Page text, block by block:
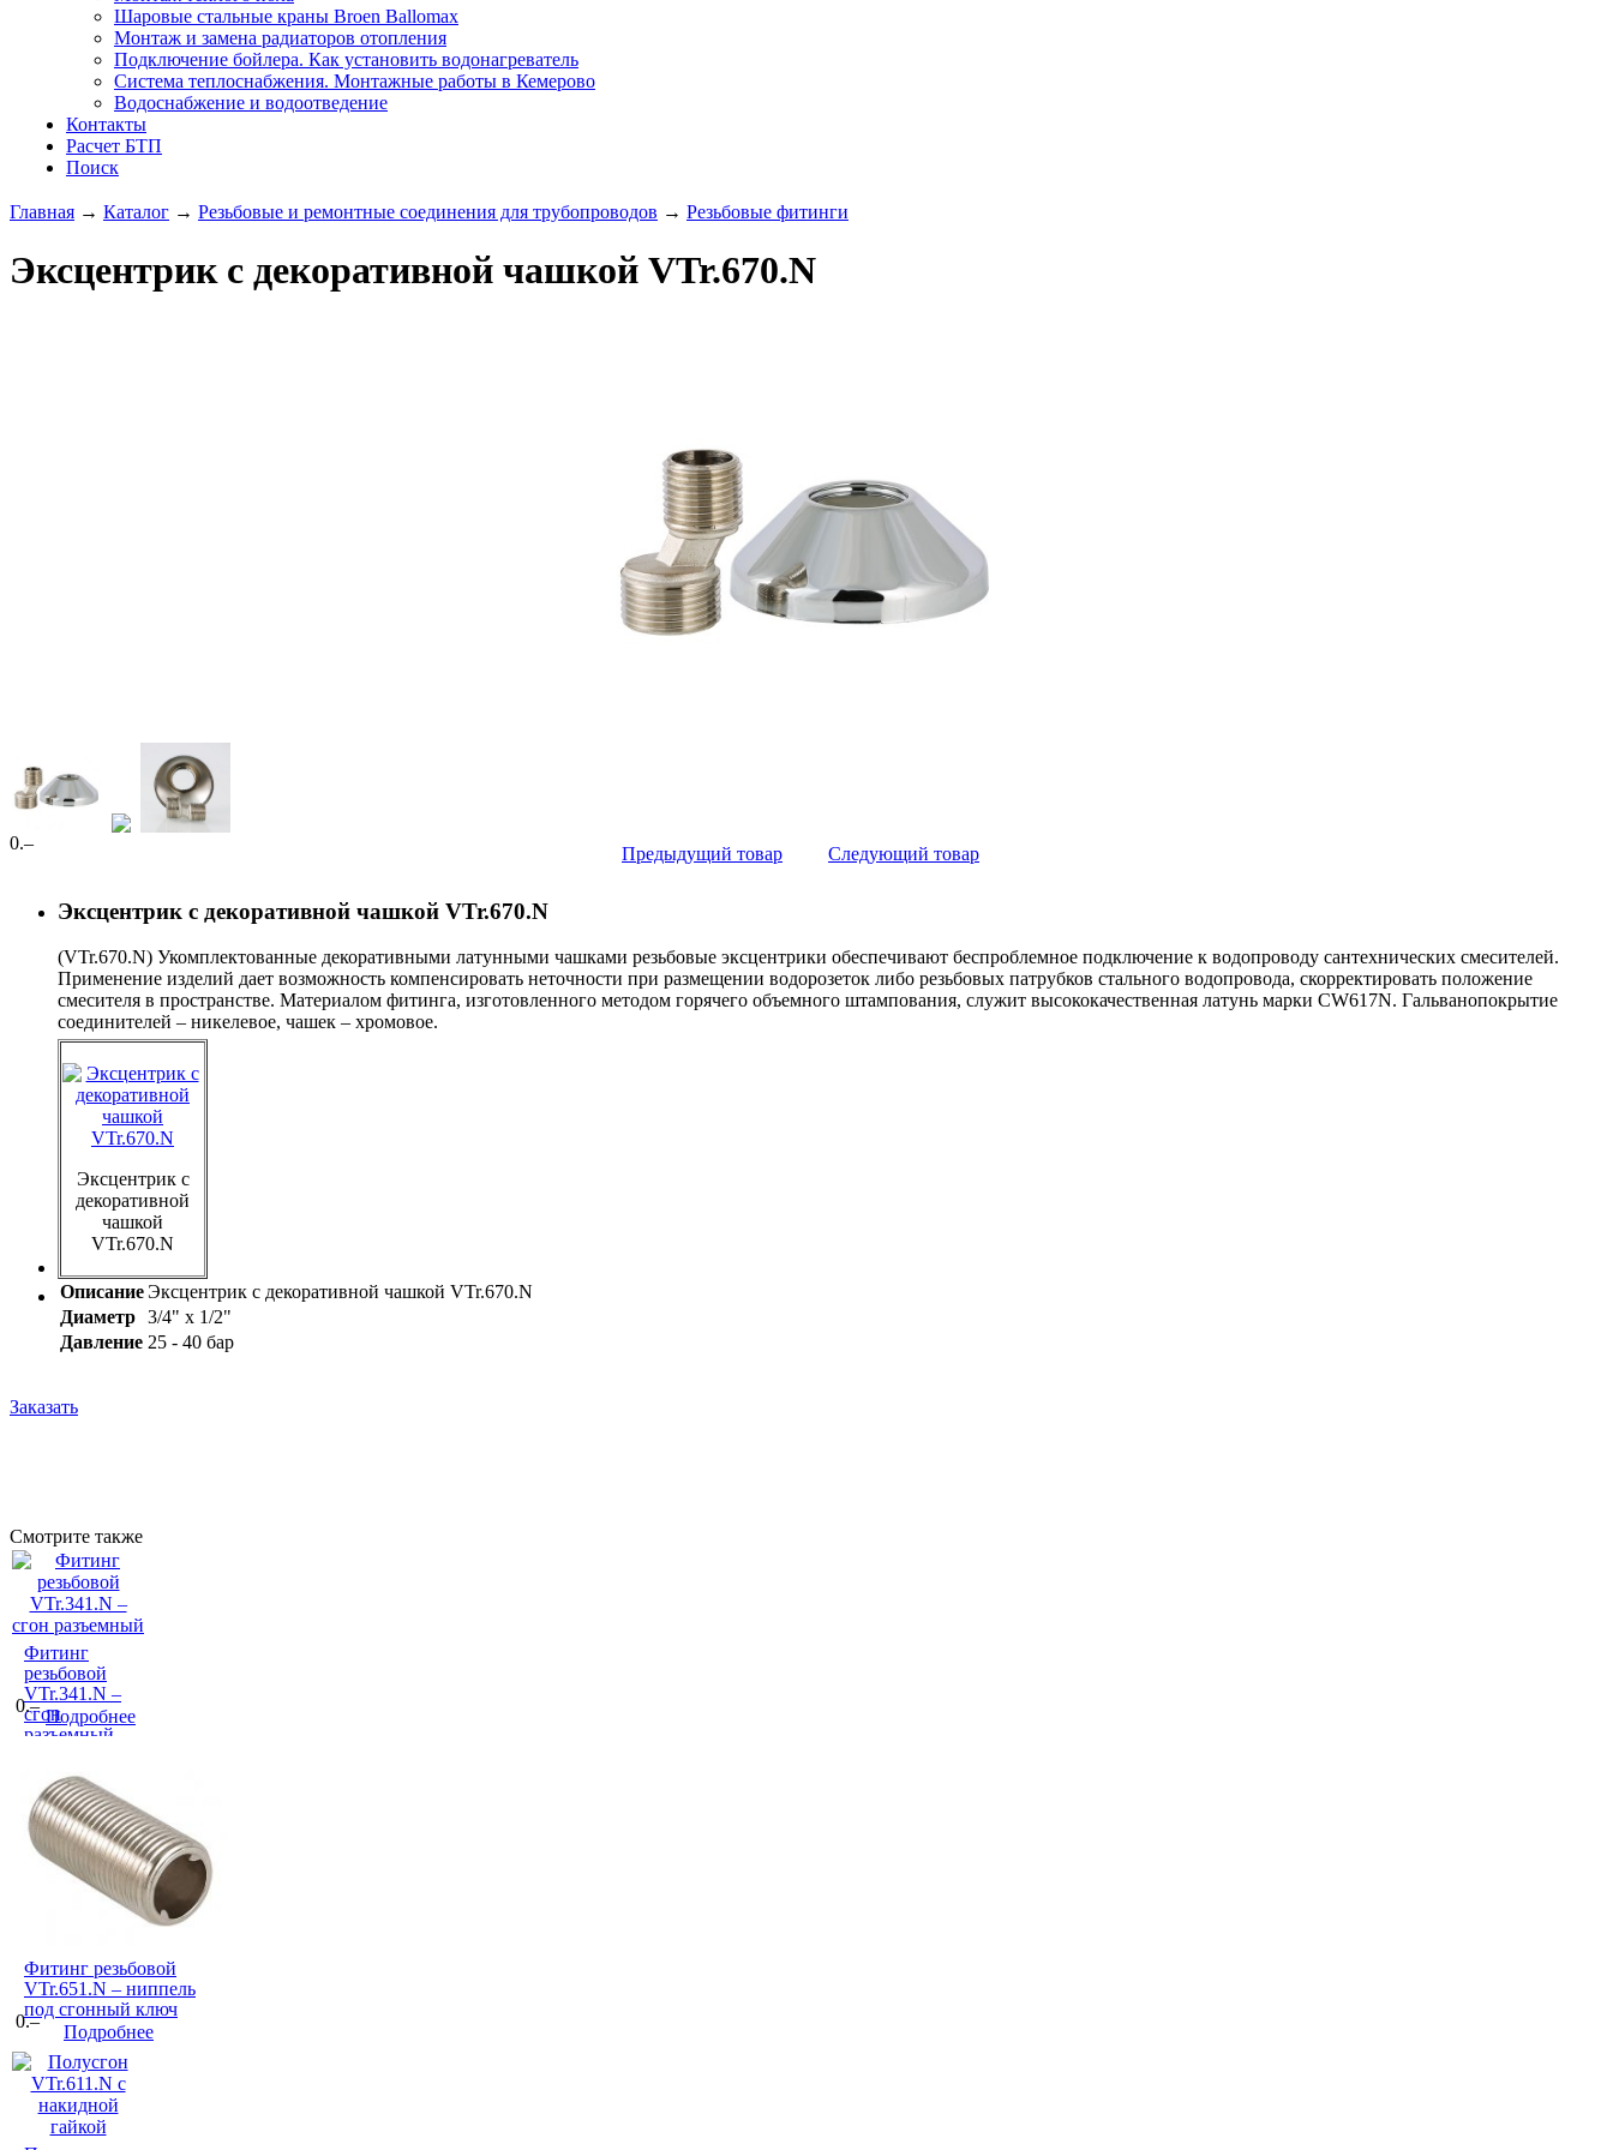
Шаровые стальные краны Broen Ballomax
Монтаж и замена радиаторов отопления
Подключение бойлера. Как установить водонагреватель
Система теплоснабжения. Монтажные работы в Кемерово
Водоснабжение и водоотведение
Контакты
Расчет БТП
Поиск
Главная → Каталог → Резьбовые и ремонтные соединения для трубопроводов → Резьбовые фитинги
Эксцентрик с декоративной чашкой VTr.670.N
Предыдущий товар Следующий товар
0.–
Эксцентрик с декоративной чашкой VTr.670.N
(VTr.670.N) Укомплектованные декоративными латунными чашками резьбовые эксцентрики обеспечивают беспроблемное подключение к водопроводу сантехнических смесителей.
Применение изделий дает возможность компенсировать неточности при размещении водорозеток либо резьбовых патрубков стального водопровода, скорректировать положение
смесителя в пространстве. Материалом фитинга, изготовленного методом горячего объемного штампования, служит высококачественная латунь марки CW617N. Гальванопокрытие
соединителей – никелевое, чашек – хромовое.
Эксцентрик с
декоративной
чашкой
VTr.670.N
ОписаниеЭксцентрик с декоративной чашкой VTr.670.N
Диаметр 3/4" х 1/2"
Давление 25 - 40 бар
Заказать
Смотрите также
Фитинг
резьбовой
VTr.341.N –
сгон
разъемный
0.–
Подробнее
Фитинг резьбовой
VTr.651.N – ниппель
под сгонный ключ
0.–
Подробнее